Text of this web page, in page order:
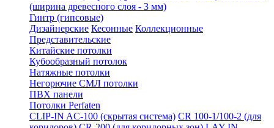
(ширина древесного слоя - 3 мм)
Гинтр (гипсовые)
Дизайнерские Кесонные Коллекционные
Представительские
Китайские потолки
Кубообразный потолок
Натяжные потолки
Негорючие СМЛ потолки
ПВХ панели
Потолки Perfaten
CLIP-IN AC-100 (скрытая система) CR 100-1/100-2 (для